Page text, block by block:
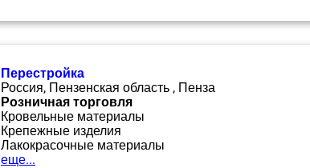
Перестройка
Россия, Пензенская область , Пенза
Розничная торговля
Кровельные материалы
Крепежные изделия
Лакокрасочные материалы
еще...